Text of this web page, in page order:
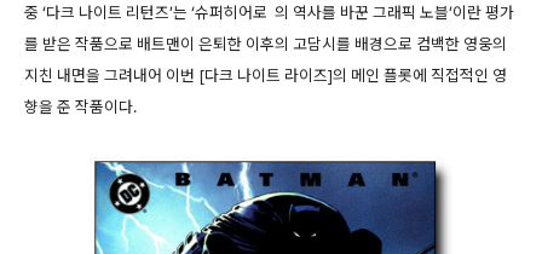
중 ‘다크 나이트 리턴즈’는 ‘슈퍼히어로 의 역사를 바꾼 그래픽 노블’이란 평가
를 받은 작품으로 배트맨이 은퇴한 이후의 고담시를 배경으로 컴백한 영웅의
지친 내면을 그려내어 이번 [다크 나이트 라이즈]의 메인 플롯에 직접적인 영
향을 준 작품이다.